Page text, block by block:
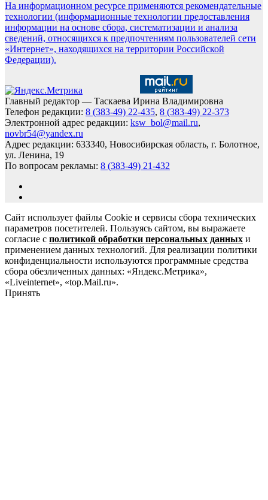
На информационном ресурсе применяются рекомендательные
технологии (информационные технологии предоставления
информации на основе сбора, систематизации и анализа
сведений, относящихся к предпочтениям пользователей сети
«Интернет», находящихся на территории Российской
Федерации).
Главный редактор — Таскаева Ирина Владимировна
Телефон редакции: 8 (383-49) 22-435, 8 (383-49) 22-373
Электронной адрес редакции: ksw_bol@mail.ru,
novbr54@yandex.ru
Адрес редакции: 633340, Новосибирская область, г. Болотное,
ул. Ленина, 19
По вопросам рекламы: 8 (383-49) 21-432
Сайт использует файлы Cookie и сервисы сбора технических
параметров посетителей. Пользуясь сайтом, вы выражаете
согласие с политикой обработки персональных данных и
применением данных технологий. Для реализации политики
конфиденциальности используются программные средства
сбора обезличенных данных: «Яндекс.Метрика»,
«Liveinternet», «top.Mail.ru».
Принять